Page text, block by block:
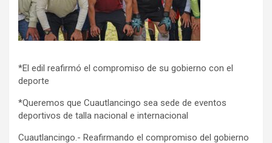
*El edil reafirmó el compromiso de su gobierno con el
deporte
*Queremos que Cuautlancingo sea sede de eventos
deportivos de talla nacional e internacional
Cuautlancingo.- Reafirmando el compromiso del gobierno